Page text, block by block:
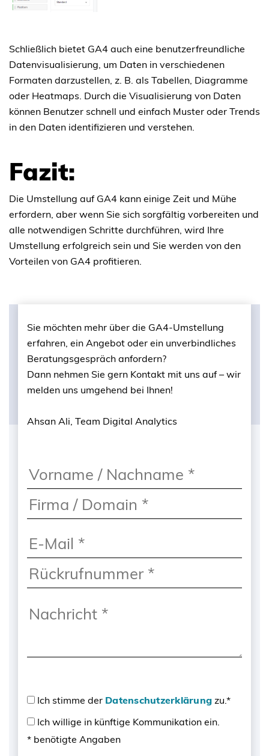
Schließlich bietet GA4 auch eine benutzerfreundliche
Datenvisualisierung, um Daten in verschiedenen
Formaten darzustellen, z. B. als Tabellen, Diagramme
oder Heatmaps. Durch die Visualisierung von Daten
können Benutzer schnell und einfach Muster oder Trends
in den Daten identifizieren und verstehen.
Fazit:
Die Umstellung auf GA4 kann einige Zeit und Mühe
erfordern, aber wenn Sie sich sorgfältig vorbereiten und
alle notwendigen Schritte durchführen, wird Ihre
Umstellung erfolgreich sein und Sie werden von den
Vorteilen von GA4 profitieren.
Sie möchten mehr über die GA4-Umstellung
erfahren, ein Angebot oder ein unverbindliches
Beratungsgespräch anfordern?
Dann nehmen Sie gern Kontakt mit uns auf – wir
melden uns umgehend bei Ihnen!
Ahsan Ali, Team Digital Analytics
Ich stimme der Datenschutzerklärung zu.*
Ich willige in künftige Kommunikation ein.
* benötigte Angaben